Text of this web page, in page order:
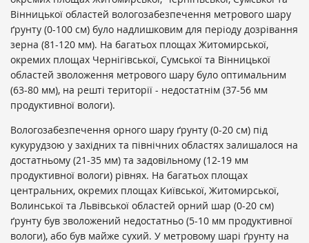
Вінницької областей вологозабезпечення метрового шару
ґрунту (0-100 см) було надлишковим для періоду дозрівання
зерна (81-120 мм). На багатьох площах Житомирської,
окремих площах Чернігівської, Сумської та Вінницької
областей зволоження метрового шару було оптимальним
(63-80 мм), на решті території - недостатнім (37-56 мм
продуктивної вологи).
Вологозабезпечення орного шару ґрунту (0-20 см) під
кукурудзою у західних та північних областях залишалося на
достатньому (21-35 мм) та задовільному (12-19 мм
продуктивної вологи) рівнях. На багатьох площах
центральних, окремих площах Київської, Житомирської,
Волинської та Львівської областей орний шар (0-20 см)
ґрунту був зволожений недостатньо (5-10 мм продуктивної
вологи), або був майже сухий. У метровому шарі ґрунту на